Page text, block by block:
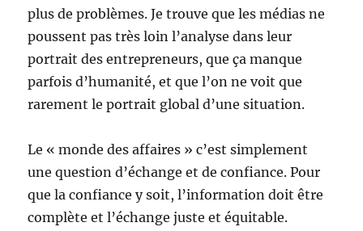
plus de problèmes. Je trouve que les médias ne
poussent pas très loin l’analyse dans leur
portrait des entrepreneurs, que ça manque
parfois d’humanité, et que l’on ne voit que
rarement le portrait global d’une situation.
Le « monde des affaires » c’est simplement
une question d’échange et de confiance. Pour
que la confiance y soit, l’information doit être
complète et l’échange juste et équitable.